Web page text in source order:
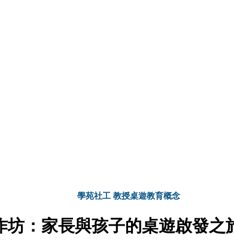
學苑社工 教授桌遊教育概念
坊：家長與孩子的桌遊啟發之